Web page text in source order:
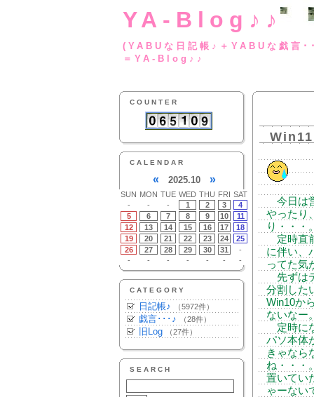
YA-Blog♪♪
(YABUな日記帳♪
＝YA-Blog♪♪
COUNTER
CALENDAR
« 2025.10 »
SUN MON TUE WED THU FRI SAT
-
- - 1 2 3
4
5
6 7 8 9 10
11
12
13 14 15 16 17
18
19
20 21 22 23 24
25
26
27 28 29 30 31
-
-
- - - - - -
CATEGORY
日記帳♪ （5972件）
戯言･･･♪ （28件）
旧Log （27件）
SEARCH
Win11
今日は
やったり
り・・・
定時直
に伴い、
ってた気
先ずは
分割した
Win10か
ないなー
定時に
パソ本体
きゃなら
ね・・・
置いてい
ゃーない